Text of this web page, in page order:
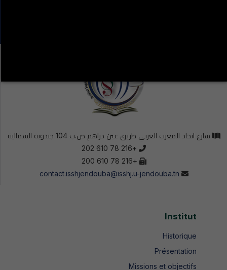
شارع اتحاد المغرب العربي طريق عين دراهم ص.ب 104 جندوبة الشمالية
+216 78 610 202
+216 78 610 200
contact.isshjendouba@isshj.u-jendouba.tn
Institut
Historique
Présentation
Missions et objectifs